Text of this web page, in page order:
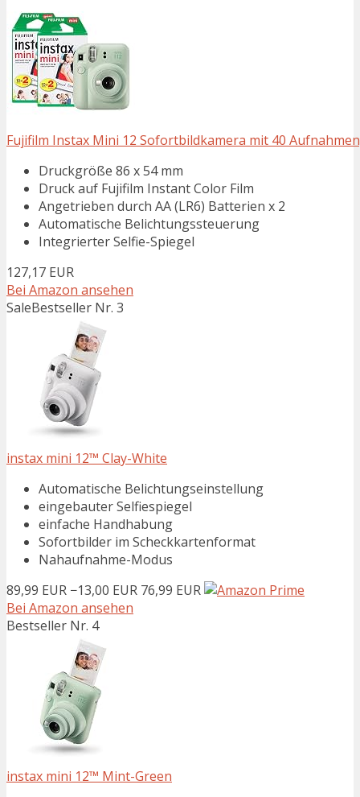
Fujifilm Instax Mini 12 Sofortbildkamera mit 40
Druckgröße 86 x 54 mm
Druck auf Fujifilm Instant Color Film
Angetrieben durch AA (LR6) Batterien x 2
Automatische Belichtungssteuerung
Integrierter Selfie-Spiegel
127,17 EUR
Bei Amazon ansehen
SaleBestseller Nr. 3
instax mini 12™ Clay-White
Automatische Belichtungseinstellung
eingebauter Selfiespiegel
einfache Handhabung
Sofortbilder im Scheckkartenformat
Nahaufnahme-Modus
89,99 EUR −13,00 EUR 76,99 EUR
Bei Amazon ansehen
Bestseller Nr. 4
instax mini 12™ Mint-Green